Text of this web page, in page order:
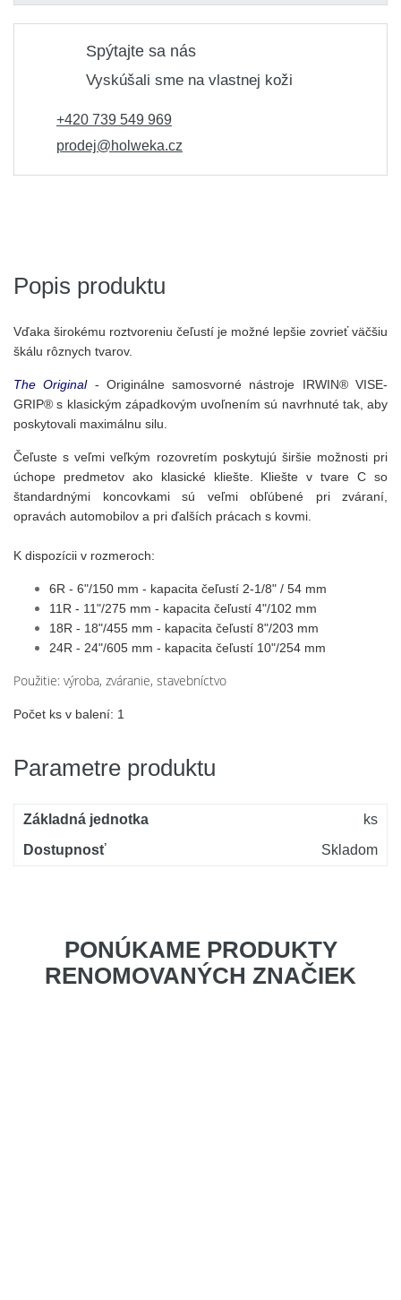
Spýtajte sa nás
Vyskúšali sme na vlastnej koži
+420 739 549 969
prodej@holweka.cz
Popis produktu
Vďaka širokému roztvoreniu čeľustí je možné lepšie zovrieť väčšiu
škálu rôznych tvarov.
The Original - Originálne samosvorné nástroje IRWIN® VISE-
GRIP® s klasickým západkovým uvoľnením sú navrhnuté tak, aby
poskytovali maximálnu silu.
Čeľuste s veľmi veľkým rozovretím poskytujú širšie možnosti pri
úchope predmetov ako klasické kliešte. Kliešte v tvare C so
štandardnými koncovkami sú veľmi obľúbené pri zváraní,
opravách automobilov a pri ďalších prácach s kovmi.
K dispozícii v rozmeroch:
6R - 6"/150 mm - kapacita čeľustí 2-1/8" / 54 mm
11R - 11"/275 mm - kapacita čeľustí 4"/102 mm
18R - 18"/455 mm - kapacita čeľustí 8"/203 mm
24R - 24"/605 mm - kapacita čeľustí 10"/254 mm
Použitie: výroba, zváranie, stavebníctvo
Počet ks v balení: 1
Parametre produktu
Základná jednotka
ks
Dostupnosť
Skladom
PONÚKAME PRODUKTY
RENOMOVANÝCH ZNAČIEK